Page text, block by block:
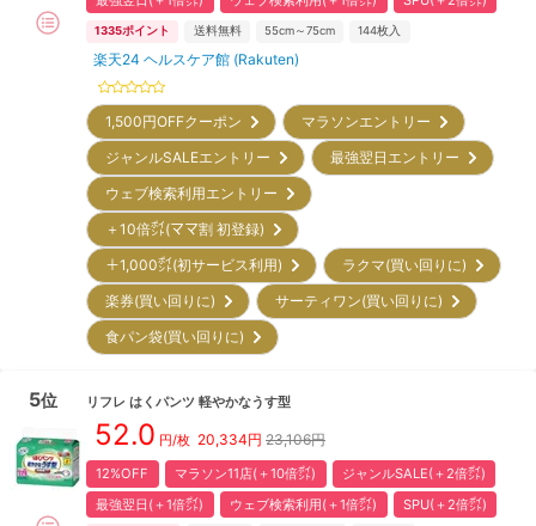
1335ポイント 送料無料 55cm～75cm 144枚入
楽天24 ヘルスケア館 (Rakuten)
1,500円OFFクーポン
マラソンエントリー
ジャンルSALEエントリー
最強翌日エントリー
ウェブ検索利用エントリー
＋10倍㌽(ママ割 初登録)
＋1,000㌽(初サービス利用)
ラクマ(買い回りに)
楽券(買い回りに)
サーティワン(買い回りに)
食パン袋(買い回りに)
5位 リフレ はくパンツ 軽やかなうす型
52.0 円/枚 20,334円 23,106円
12%OFF マラソン11店(＋10倍㌽)
ジャンルSALE(＋2倍㌽)
最強翌日(＋1倍㌽)
ウェブ検索利用(＋1倍㌽) SPU(＋2倍㌽)